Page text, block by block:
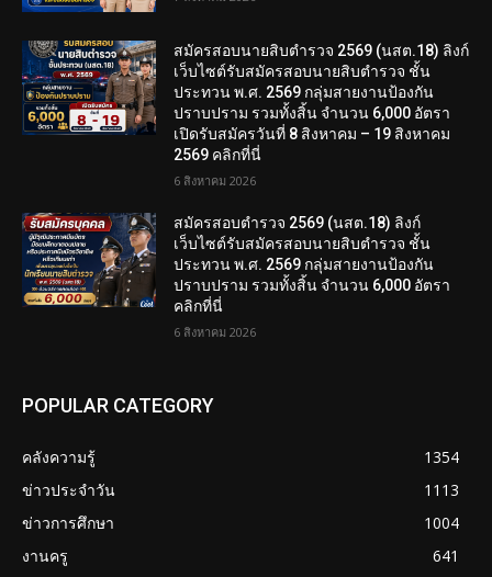
สมัครสอบนายสิบตำรวจ 2569 (นสต.18) ลิงก์
เว็บไซต์รับสมัครสอบนายสิบตำรวจ ชั้น
ประทวน พ.ศ. 2569 กลุ่มสายงานป้องกัน
ปราบปราม รวมทั้งสิ้น จำนวน 6,000 อัตรา
เปิดรับสมัครวันที่ 8 สิงหาคม – 19 สิงหาคม
2569 คลิกที่นี่
6 สิงหาคม 2026
สมัครสอบตํารวจ 2569 (นสต.18) ลิงก์
เว็บไซต์รับสมัครสอบนายสิบตำรวจ ชั้น
ประทวน พ.ศ. 2569 กลุ่มสายงานป้องกัน
ปราบปราม รวมทั้งสิ้น จำนวน 6,000 อัตรา
คลิกที่นี่
6 สิงหาคม 2026
POPULAR CATEGORY
คลังความรู้
1354
ข่าวประจำวัน
1113
ข่าวการศึกษา
1004
งานครู
641